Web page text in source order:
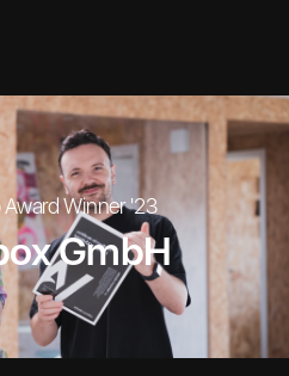
Winner '23
GmbH